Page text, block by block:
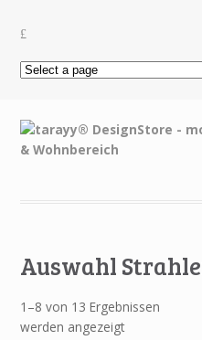
Auswahl
1–8 von 13 Ergebnissen
werden angezeigt